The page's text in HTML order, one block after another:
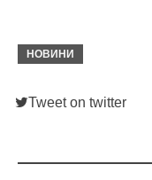
НОВИНИ
Tweet on twitter